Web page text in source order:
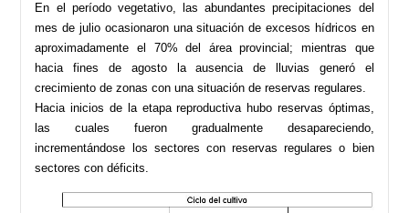
En el período vegetativo, las abundantes precipitaciones del
mes de julio ocasionaron una situación de excesos hídricos en
aproximadamente el 70% del área provincial; mientras que
hacia fines de agosto la ausencia de lluvias generó el
crecimiento de zonas con una situación de reservas regulares.
Hacia inicios de la etapa reproductiva hubo reservas óptimas,
las cuales fueron gradualmente desapareciendo,
incrementándose los sectores con reservas regulares o bien
sectores con déficits.